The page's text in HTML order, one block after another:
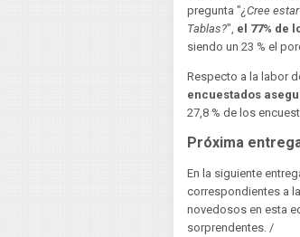
pregunta "¿Cree
Tablas?", el 77% de
siendo un 23 % el
Respecto a la labor
encuestados
27,8 % de los
Próxima
En la siguiente
correspondientes a
novedosos en esta
sorprendentes. /